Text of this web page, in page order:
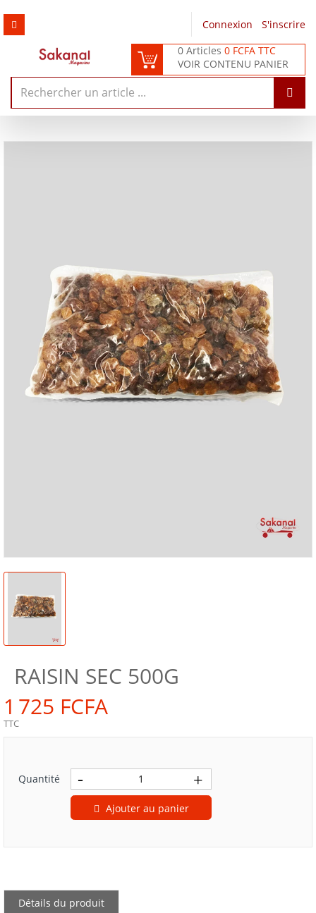
Connexion
S'inscrire
0 Articles0 FCFA TTC
VOIR CONTENU PANIER
RAISIN SEC 500G
1 725 FCFA
TTC
Quantité
Ajouter au panier
Détails du produit